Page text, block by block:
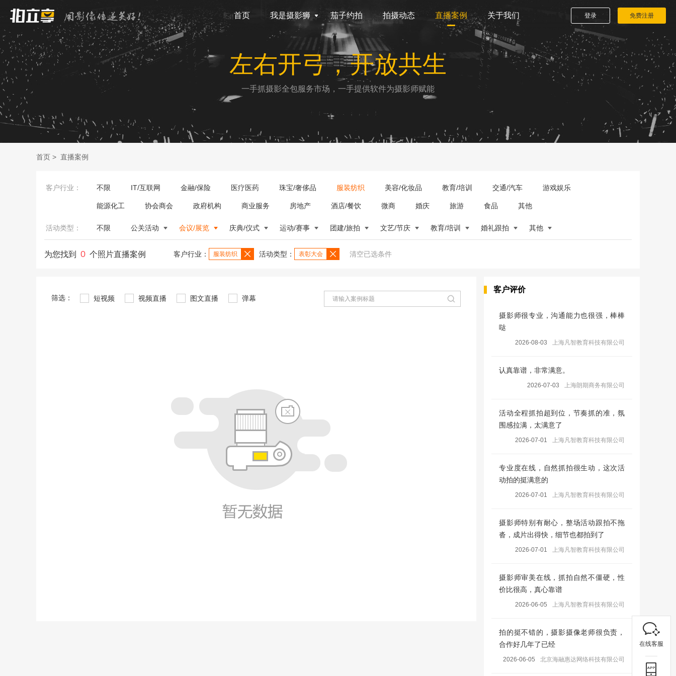
首页 我是摄影狮 茄子约拍 拍摄动态 直播案例 关于我们 登录 免费注册
左右开弓，开放共生
一手抓摄影全包服务市场，一手提供软件为摄影师赋能
首页 > 直播案例
客户行业： 不限 IT/互联网 金融/保险 医疗医药 珠宝/奢侈品 服装纺织 美容/化妆品 教育/培训 交通/汽车 游戏娱乐
能源化工 协会商会 政府机构 商业服务 房地产 酒店/餐饮 微商 婚庆 旅游 食品 其他
活动类型： 不限 公关活动 会议/展览 庆典/仪式 运动/赛事 团建/旅拍 文艺/节庆 教育/培训 婚礼跟拍 其他
为您找到 0 个照片直播案例 客户行业： 服装纺织 活动类型： 表彰大会 清空已选条件
筛选： 短视频 视频直播 图文直播 弹幕
客户评价
摄影师很专业，沟通能力也很强，棒棒
哒
2026-08-03 上海凡智教育科技有限公司
认真靠谱，非常满意。
2026-07-03 上海朗期商务有限公司
活动全程抓拍超到位，节奏抓的准，氛
围感拉满，太满意了
2026-07-01 上海凡智教育科技有限公司
专业度在线，自然抓拍很生动，这次活
动拍的挺满意的
2026-07-01 上海凡智教育科技有限公司
摄影师特别有耐心，整场活动跟拍不拖
沓，成片出得快，细节也都拍到了
2026-07-01 上海凡智教育科技有限公司
摄影师审美在线，抓拍自然不僵硬，性
价比很高，真心靠谱
2026-06-05 上海凡智教育科技有限公司
拍的挺不错的，摄影摄像老师很负责，
合作好几年了已经
2026-06-05 北京海融惠达网络科技有限公司
在线客服